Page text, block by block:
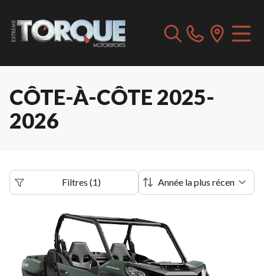
CÔTE-À-CÔTE 2025-
2026
Filtres (1)